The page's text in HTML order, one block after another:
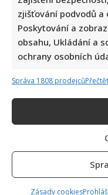
zjišťování podvodů a
Poskytování a
obsahu, Ukládání a
ochrany osobních
Správa 1808 prodejců
Zásady cookies
1 čtenářský názor
Slováčkové médiím:
informace, které ji
8. 3. 2025 (9:13)